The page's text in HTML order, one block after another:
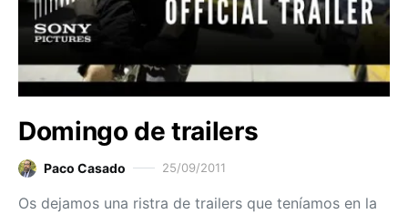
Domingo de trailers
Paco Casado 25/09/2011
Os dejamos una ristra de trailers que teníamos en la